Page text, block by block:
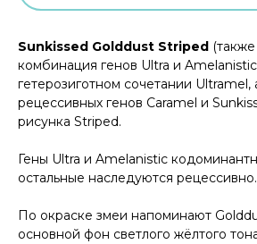
Sunkissed Golddust Striped
комбинация генов Ultra и
гетерозиготном сочетании Ultramel,
рецессивных генов Caramel и
рисунка Striped.
Гены Ultra и Amelanistic
остальные наследуются рецессивно.
По окраске змеи напоминают
основной фон светлого жёлтого